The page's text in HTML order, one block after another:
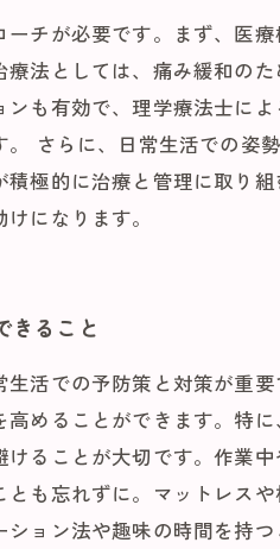
チが必要です。まず、医
法としては、痛み緩和の
も有効で、理学療法士に
さらに、日常生活での
極的に治療と管理に取り
になります。
きること
活での予防策と対策が重
めることができます。特
ることが大切です。作業
も忘れずに。マットレス
ョン法や趣味の時間を持